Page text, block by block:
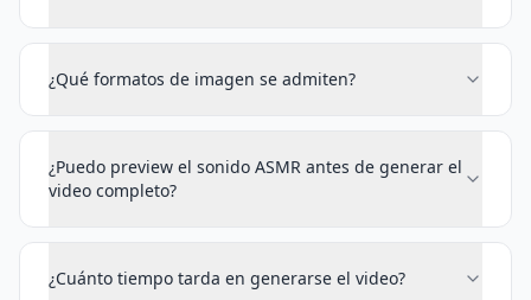
¿Qué formatos de imagen se admiten?
¿Puedo preview el sonido ASMR antes de generar el
video completo?
¿Cuánto tiempo tarda en generarse el video?